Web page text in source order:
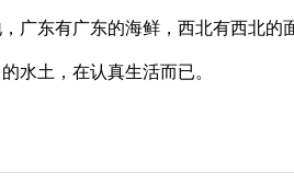
广东有广东的海鲜，西北有西北的
水土，在认真生活而已。